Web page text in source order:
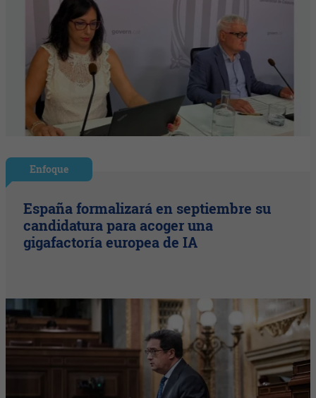
Enfoque
España formalizará en septiembre su
candidatura para acoger una
gigafactoría europea de IA